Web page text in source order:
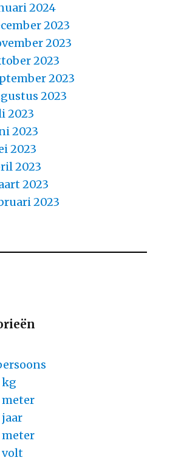
2024
2023
2023
2023
2023
2023
2023
2023
2023
2023
2023
2023
kg
meter
jaar
meter
volt